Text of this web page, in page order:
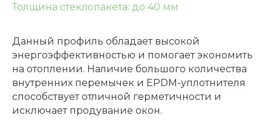
Толщина стеклопакета: до 40 мм
Данный профиль обладает высокой
энергоэффективностью и помогает экономить
на отоплении. Наличие большого количества
внутренних перемычек и EPDM-уплотнителя
способствует отличной герметичности и
исключает продувание окон.